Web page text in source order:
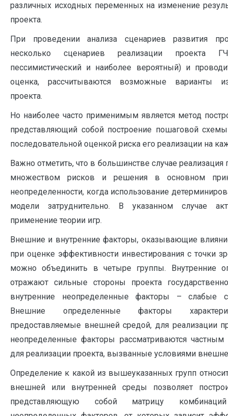
различных исходных переменных на изменение
проекта.
При проведении анализа сценариев развития
несколько сценариев реализации проекта
пессимистический и наиболее вероятный) и
оценка, рассчитываются возможные варианты
проекта.
Но наиболее часто применимым является метод
представляющий собой построение пошаговой
последовательной оценкой риска его реализации на
Важно отметить, что в большинстве случае реализация
множеством рисков и решения в основном
неопределенности, когда использование
модели затруднительно. В указанном случае
применение теории игр.
Внешние и внутренние факторы, оказывающие
при оценке эффективности инвестирования с точки
можно объединить в четыре группы. Внутренние
отражают сильные стороны проекта
внутренние неопределенные факторы – слабые
Внешние определенные факторы
предоставляемые внешней средой, для реализации
неопределенные факторы рассматриваются
для реализации проекта, вызванные условиями
Определение к какой из вышеуказанных групп
внешней или внутренней среды позволяет
представляющую собой матрицу